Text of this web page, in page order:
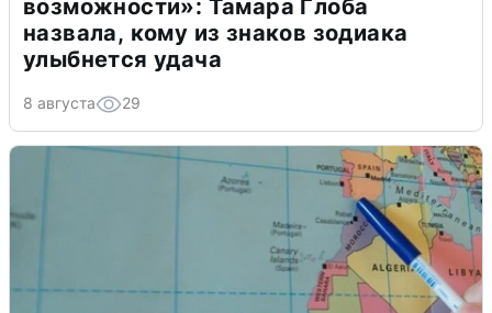
возможности»: Тамара Глоба
назвала, кому из знаков зодиака
улыбнется удача
8 августа 29